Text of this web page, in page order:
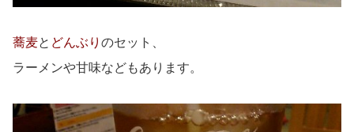
蕎麦と どんぶり のセット、
ラーメンや甘味などもあります。